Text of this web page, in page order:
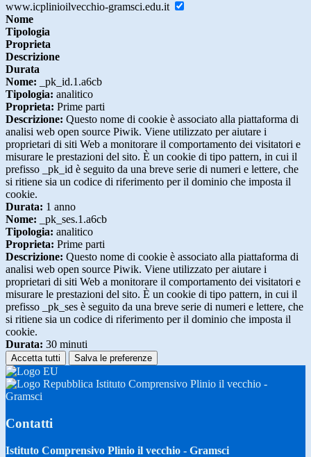
www.icplinioilvecchio-gramsci.edu.it
Nome
Tipologia
Proprieta
Descrizione
Durata
Nome: _pk_id.1.a6cb
Tipologia: analitico
Proprieta: Prime parti
Descrizione: Questo nome di cookie è associato alla piattaforma di
analisi web open source Piwik. Viene utilizzato per aiutare i
proprietari di siti Web a monitorare il comportamento dei visitatori e
misurare le prestazioni del sito. È un cookie di tipo pattern, in cui il
prefisso _pk_id è seguito da una breve serie di numeri e lettere, che
si ritiene sia un codice di riferimento per il dominio che imposta il
cookie.
Durata: 1 anno
Nome: _pk_ses.1.a6cb
Tipologia: analitico
Proprieta: Prime parti
Descrizione: Questo nome di cookie è associato alla piattaforma di
analisi web open source Piwik. Viene utilizzato per aiutare i
proprietari di siti Web a monitorare il comportamento dei visitatori e
misurare le prestazioni del sito. È un cookie di tipo pattern, in cui il
prefisso _pk_ses è seguito da una breve serie di numeri e lettere, che
si ritiene sia un codice di riferimento per il dominio che imposta il
cookie.
Durata: 30 minuti
Accetta tutti Salva le preferenze
Istituto Comprensivo Plinio il vecchio -
Gramsci
Contatti
Istituto Comprensivo Plinio il vecchio - Gramsci